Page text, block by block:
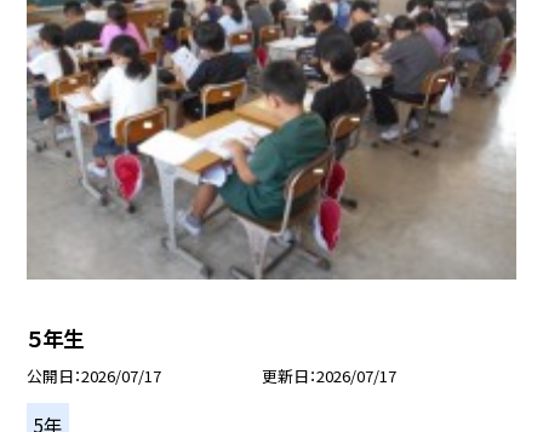
５年生
公開日 2026/07/17 更新日 2026/07/17
5年